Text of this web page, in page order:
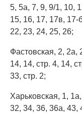
5, 5а, 7, 9, 9/1, 10,
15, 16, 17, 17в, 17-
22, 23, 24, 25, 26;
Фастовская, 2, 2а,
14, 14, стр. 4, 14,
33, стр. 2;
Харьковская, 1,
32, 34, 36, 36а, 43,